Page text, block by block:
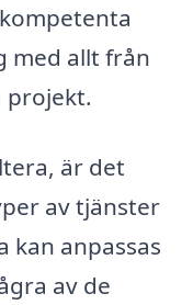
med allt från
projekt.
är det
av tjänster
kan anpassas
av de